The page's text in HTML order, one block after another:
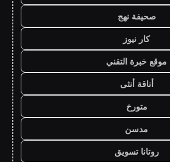
صحيفة نهج
كار نيوز
موقع خبرة التقني
أناقة أنثى
متورخ
مدسن
روتانا تسويق